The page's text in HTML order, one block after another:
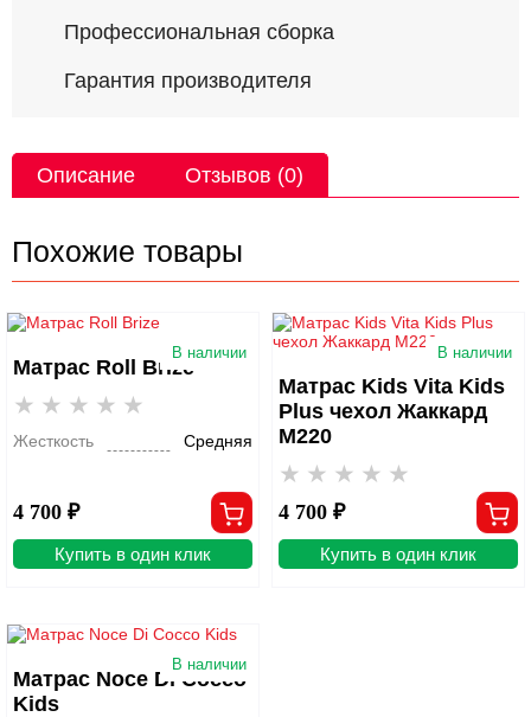
Профессиональная сборка
Гарантия производителя
Описание Отзывов (0)
Похожие товары
В наличии
Матрас Roll Brize
Жесткость Средняя
4 700 ₽
Купить в один клик
В наличии
Матрас Kids Vita Kids
Plus чехол Жаккард
M220
4 700 ₽
Купить в один клик
В наличии
Матрас Noce Di Cocco
Kids